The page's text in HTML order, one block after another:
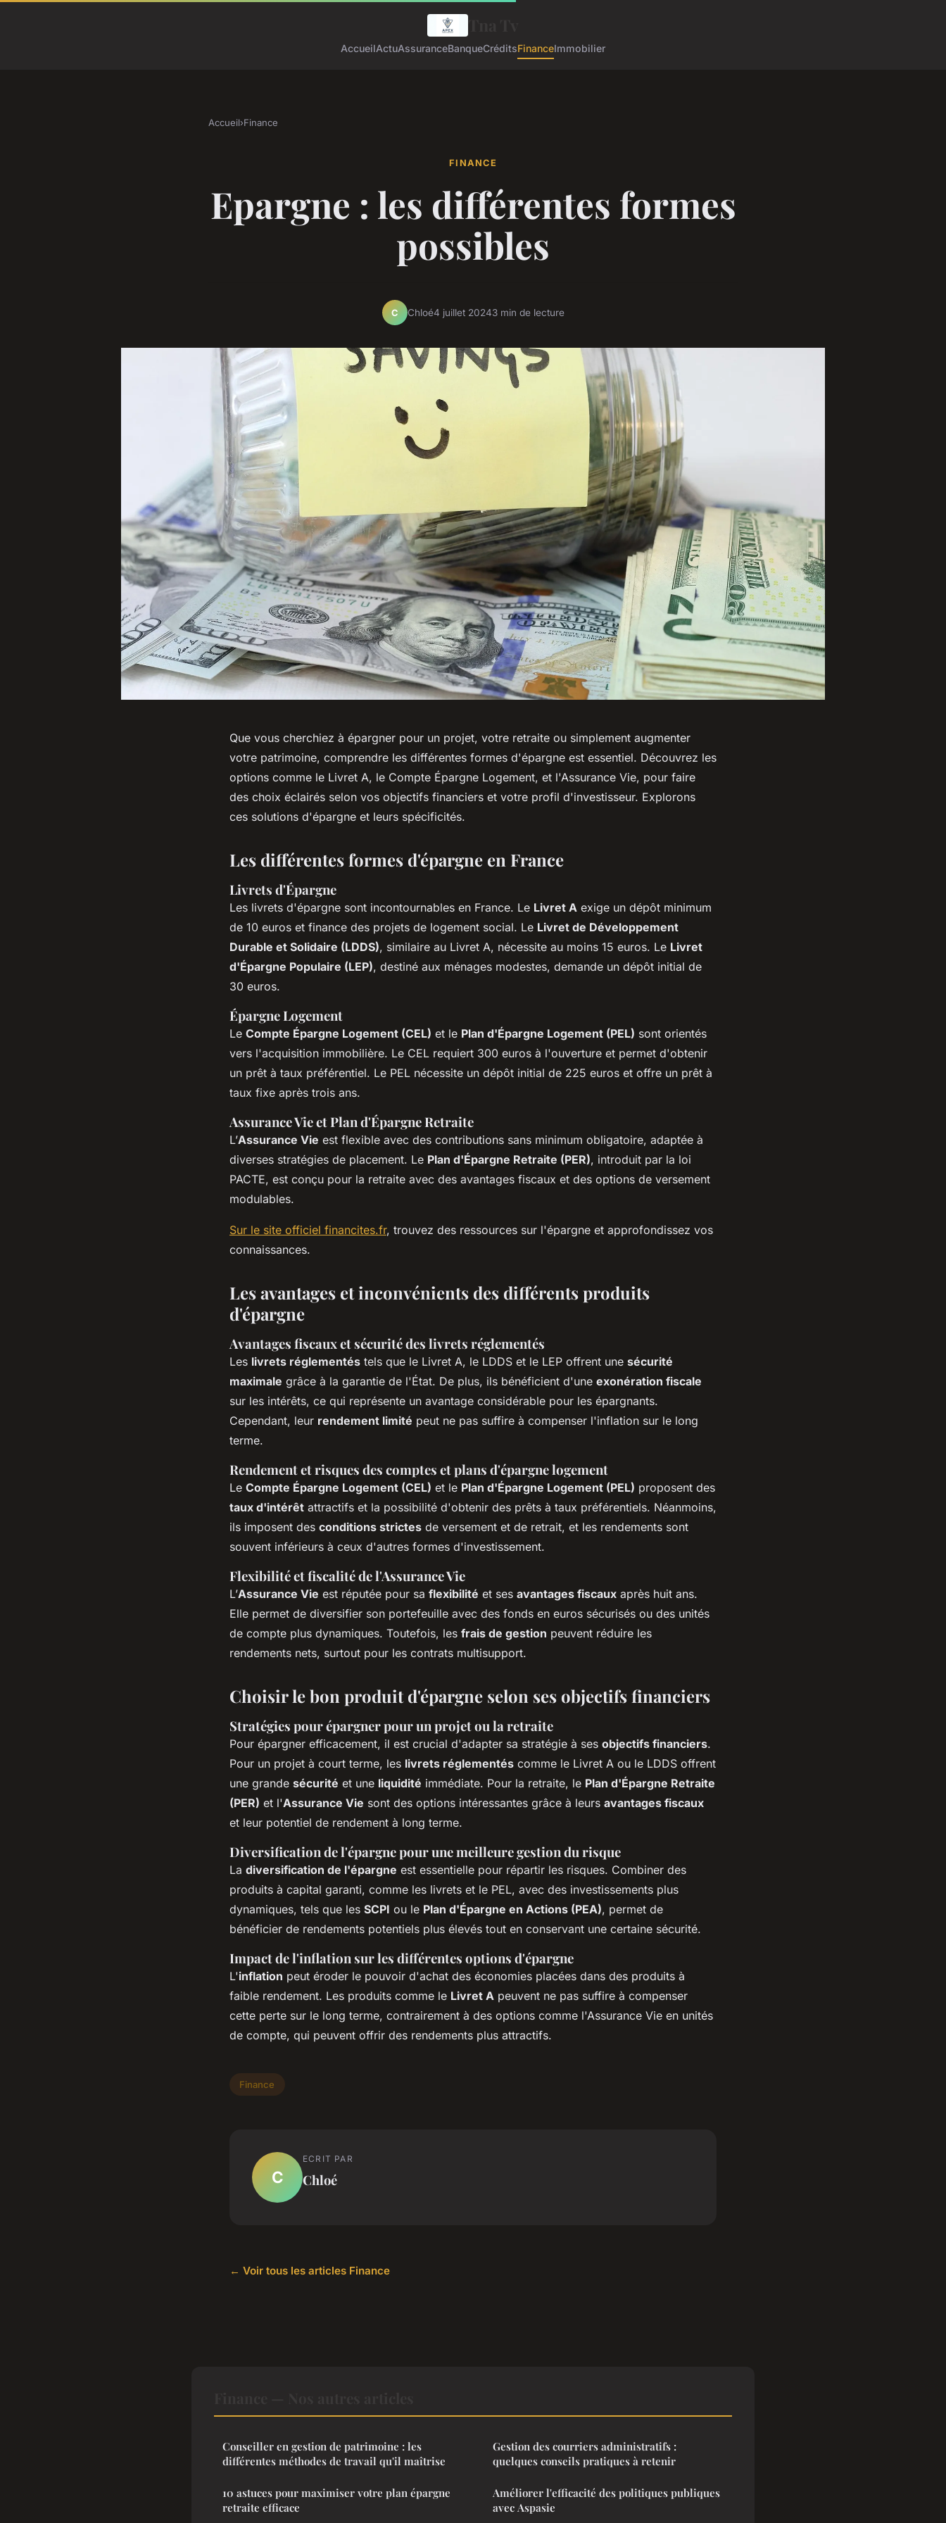
AccueilActuAssuranceBanqueCréditsFinanceImmobilier
Accueil›Finance
FINANCE
Epargne : les différentes formes
possibles
C Chloé4 juillet 20243 min de lecture
Que vous cherchiez à épargner pour un projet, votre retraite ou simplement augmenter
votre patrimoine, comprendre les différentes formes d'épargne est essentiel. Découvrez les
options comme le Livret A, le Compte Épargne Logement, et l'Assurance Vie, pour faire
des choix éclairés selon vos objectifs financiers et votre profil d'investisseur. Explorons
ces solutions d'épargne et leurs spécificités.
Les différentes formes d'épargne en France
Livrets d'Épargne
Les livrets d'épargne sont incontournables en France. Le Livret A exige un dépôt minimum
de 10 euros et finance des projets de logement social. Le Livret de Développement
Durable et Solidaire (LDDS), similaire au Livret A, nécessite au moins 15 euros. Le Livret
d'Épargne Populaire (LEP), destiné aux ménages modestes, demande un dépôt initial de
30 euros.
Épargne Logement
Le Compte Épargne Logement (CEL) et le Plan d'Épargne Logement (PEL) sont orientés
vers l'acquisition immobilière. Le CEL requiert 300 euros à l'ouverture et permet d'obtenir
un prêt à taux préférentiel. Le PEL nécessite un dépôt initial de 225 euros et offre un prêt à
taux fixe après trois ans.
Assurance Vie et Plan d'Épargne Retraite
L’Assurance Vie est flexible avec des contributions sans minimum obligatoire, adaptée à
diverses stratégies de placement. Le Plan d'Épargne Retraite (PER), introduit par la loi
PACTE, est conçu pour la retraite avec des avantages fiscaux et des options de versement
modulables.
Sur le site officiel financites.fr, trouvez des ressources sur l'épargne et approfondissez vos
connaissances.
Les avantages et inconvénients des différents produits
d'épargne
Avantages fiscaux et sécurité des livrets réglementés
Les livrets réglementés tels que le Livret A, le LDDS et le LEP offrent une sécurité
maximale grâce à la garantie de l'État. De plus, ils bénéficient d'une exonération fiscale
sur les intérêts, ce qui représente un avantage considérable pour les épargnants.
Cependant, leur rendement limité peut ne pas suffire à compenser l'inflation sur le long
terme.
Rendement et risques des comptes et plans d'épargne logement
Le Compte Épargne Logement (CEL) et le Plan d'Épargne Logement (PEL) proposent des
taux d'intérêt attractifs et la possibilité d'obtenir des prêts à taux préférentiels. Néanmoins,
ils imposent des conditions strictes de versement et de retrait, et les rendements sont
souvent inférieurs à ceux d'autres formes d'investissement.
Flexibilité et fiscalité de l'Assurance Vie
L’Assurance Vie est réputée pour sa flexibilité et ses avantages fiscaux après huit ans.
Elle permet de diversifier son portefeuille avec des fonds en euros sécurisés ou des unités
de compte plus dynamiques. Toutefois, les frais de gestion peuvent réduire les
rendements nets, surtout pour les contrats multisupport.
Choisir le bon produit d'épargne selon ses objectifs financiers
Stratégies pour épargner pour un projet ou la retraite
Pour épargner efficacement, il est crucial d'adapter sa stratégie à ses objectifs financiers.
Pour un projet à court terme, les livrets réglementés comme le Livret A ou le LDDS offrent
une grande sécurité et une liquidité immédiate. Pour la retraite, le Plan d'Épargne Retraite
(PER) et l'Assurance Vie sont des options intéressantes grâce à leurs avantages fiscaux
et leur potentiel de rendement à long terme.
Diversification de l'épargne pour une meilleure gestion du risque
La diversification de l'épargne est essentielle pour répartir les risques. Combiner des
produits à capital garanti, comme les livrets et le PEL, avec des investissements plus
dynamiques, tels que les SCPI ou le Plan d'Épargne en Actions (PEA), permet de
bénéficier de rendements potentiels plus élevés tout en conservant une certaine sécurité.
Impact de l'inflation sur les différentes options d'épargne
L'inflation peut éroder le pouvoir d'achat des économies placées dans des produits à
faible rendement. Les produits comme le Livret A peuvent ne pas suffire à compenser
cette perte sur le long terme, contrairement à des options comme l'Assurance Vie en unités
de compte, qui peuvent offrir des rendements plus attractifs.
Finance
C
ECRIT PAR
Chloé
← Voir tous les articles Finance
Conseiller en gestion de patrimoine : les
différentes méthodes de travail qu'il maîtrise
10 astuces pour maximiser votre plan épargne
retraite efficace
Gestion des courriers administratifs :
quelques conseils pratiques à retenir
Améliorer l'efficacité des politiques publiques
avec Aspasie